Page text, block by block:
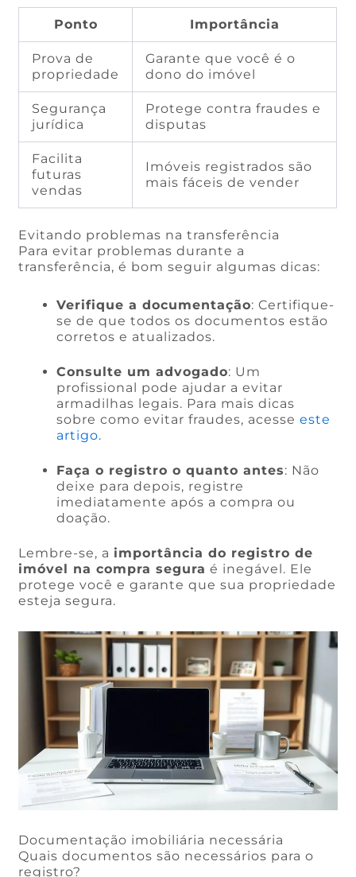
Ponto Importância
Prova de
propriedade
Garante que você é o
dono do imóvel
Segurança
jurídica
Protege contra fraudes e
disputas
Facilita
futuras
vendas
Imóveis registrados são
mais fáceis de vender
Evitando problemas na transferência
Para evitar problemas durante a
transferência, é bom seguir algumas dicas:
Verifique a documentação: Certifique-
se de que todos os documentos estão
corretos e atualizados.
Consulte um advogado: Um
profissional pode ajudar a evitar
armadilhas legais. Para mais dicas
sobre como evitar fraudes, acesseeste
artigo.
Faça o registro o quanto antes: Não
deixe para depois, registre
imediatamente após a compra ou
doação.
Lembre-se, a importância do registro de
imóvel na compra segura é inegável. Ele
protege você e garante que sua propriedade
esteja segura.
Documentação imobiliária necessária
Quais documentos são necessários para o
registro?